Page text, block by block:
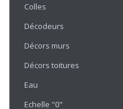
Colles
Décodeurs
Décors murs
Décors toitures
Eau
Echelle "0"